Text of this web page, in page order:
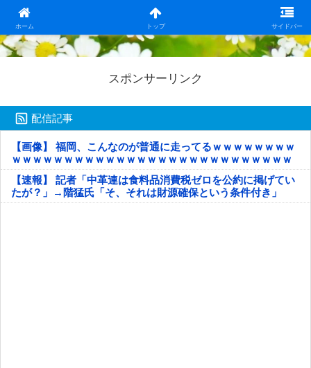
ホーム トップ サイドバー
日本第一！ニュース録
スポンサーリンク
配信記事
【画像】 福岡、こんなのが普通に走ってるｗｗｗｗｗｗｗｗ
ｗｗｗｗｗｗｗｗｗｗｗｗｗｗｗｗｗｗｗｗｗｗｗｗｗｗｗ
ｗｗｗｗｗ
【速報】 記者「中革連は食料品消費税ゼロを公約に掲げてい
たが？」→階猛氏「そ、それは財源確保という条件付き」